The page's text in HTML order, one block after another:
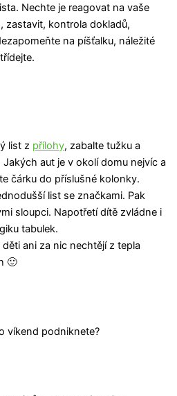
Nechte je reagovat na vaše
zastavit, kontrola dokladů,
na píšťalku, náležité
list z přílohy, zabalte tužku a
aut je v okolí domu nejvíc a
čárku do příslušné kolonky.
list se značkami. Pak
sloupci. Napotřetí dítě zvládne i
tabulek.
ani za nic nechtějí z tepla
🙂
víkend podniknete?